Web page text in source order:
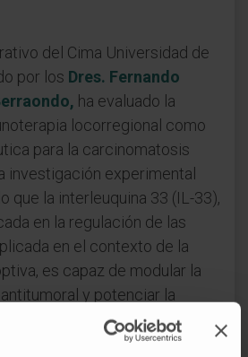
del Cima Universidad de
por los Dres. Fernando
ha evaluado la
locorregional como
para la carcinomatosis
investigación experimental
que la interleuquina 33 (IL-33),
en la regulación de las
en el contexto de la
es capaz de modular la
y potenciar la
los linfocitos T frente al
Leire Arrizabalaga,